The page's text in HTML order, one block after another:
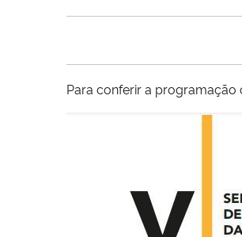
Para conferir a programação